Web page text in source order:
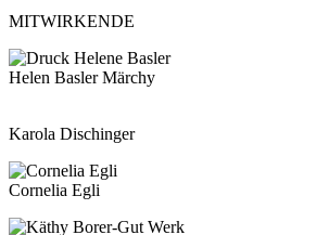
MITWIRKENDE
Helen Basler Märchy
Karola Dischinger
Cornelia Egli